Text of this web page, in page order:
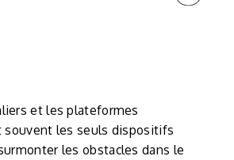
et les plateformes
souvent les seuls dispositifs
les obstacles dans le